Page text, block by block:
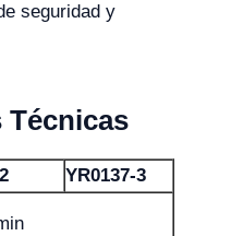
seguridad y
Técnicas
YR0137-3